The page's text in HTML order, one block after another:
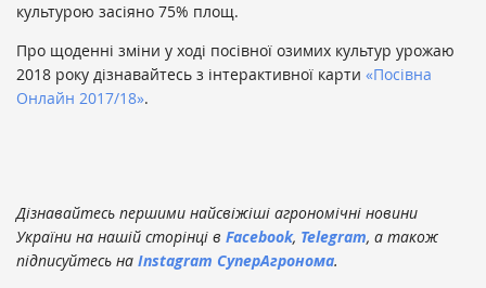
культурою засіяно 75% площ.
Про щоденні зміни у ході посівної озимих культур урожаю
2018 року дізнавайтесь з інтерактивної карти «Посівна
Онлайн 2017/18».
Дізнавайтесь першими найсвіжіші агрономічні новини
України на нашій сторінці в Facebook, Telegram, а також
підписуйтесь на Instagram СуперАгронома.